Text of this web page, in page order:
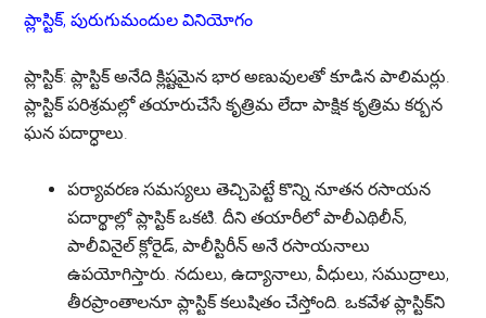
ప్లాస్టిక్, పురుగుమందుల వినియోగం
ప్లాస్టిక్: ప్లాస్టిక్ అనేది క్లిష్టమైన భార అణువులతో కూడిన పాలిమర్లు.
ప్లాస్టిక్ పరిశ్రమల్లో తయారుచేసే కృత్రిమ లేదా పాక్షిక కృత్రిమ కర్బన
ఘన పదార్ధాలు.
పర్యావరణ సమస్యలు తెచ్చిపెట్టే కొన్ని నూతన రసాయన
పదార్థాల్లో ప్లాస్టిక్ ఒకటి. దీని తయారీలో పాలీఎథిలీన్,
పాలీవినైల్ క్లోరైడ్, పాలీస్టిరీన్ అనే రసాయనాలు
ఉపయోగిస్తారు. నదులు, ఉద్యానాలు, వీధులు, సముద్రాలు,
తీరప్రాంతాలనూ ప్లాస్టిక్ కలుషితం చేస్తోంది. ఒకవేళ ప్లాస్టిక్‌ని